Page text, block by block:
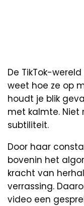
De TikTok-
weet hoe ze op
houdt je blik
met kalmte.
subtiliteit.
Door haar
bovenin het
kracht van
verrassing.
video een